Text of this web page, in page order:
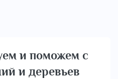
и поможем с
и деревьев